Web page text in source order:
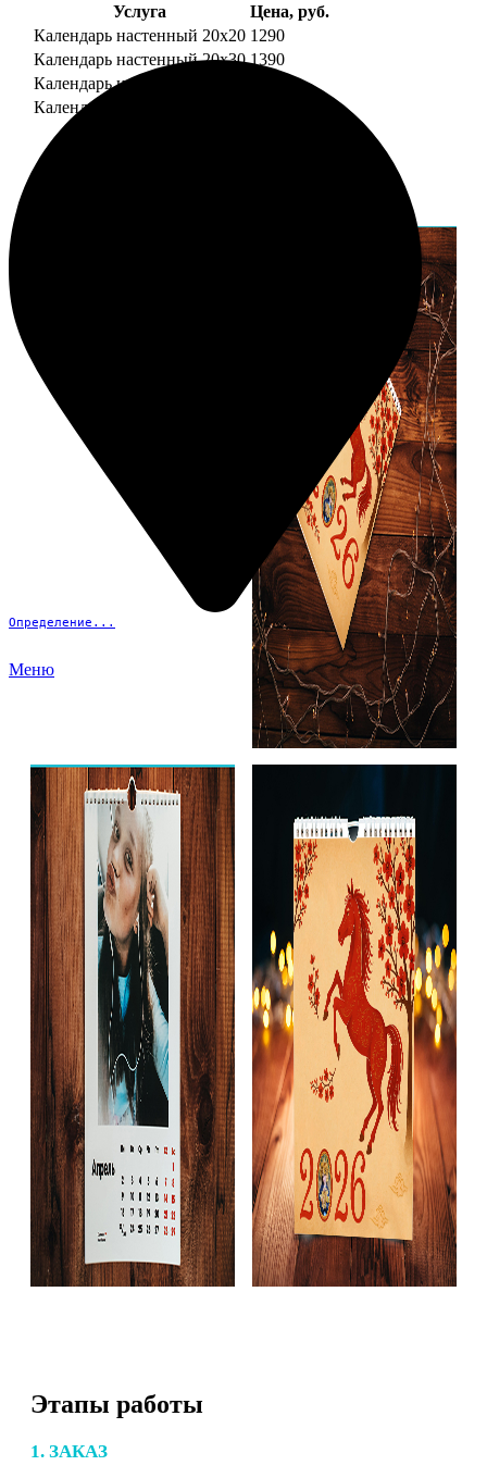
Определение...
Меню
Услуга
Цена, руб.
Календарь настенный 20х20 1290
Календарь настенный 20х30 1390
Календарь настенный 30х30
Календарь настенный 30х40
Этапы работы
1. ЗАКАЗ